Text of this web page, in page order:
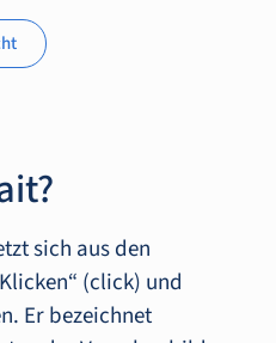
sich aus den
(click) und
Er bezeichnet